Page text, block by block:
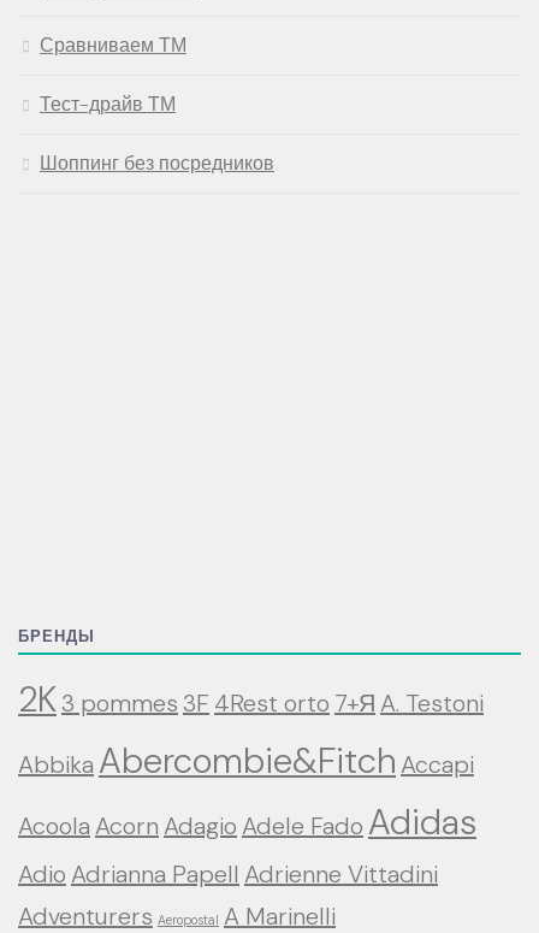
Сравниваем ТМ
Тест-драйв ТМ
Шоппинг без посредников
БРЕНДЫ
2K3 pommes3F 4Rest orto 7+Я A. Testoni
Abbika Abercombie&Fitch Accapi
Acoola Acorn Adagio Adele Fado Adidas
Adio Adrianna Papell Adrienne Vittadini
Adventurers Aeropostal A Marinelli